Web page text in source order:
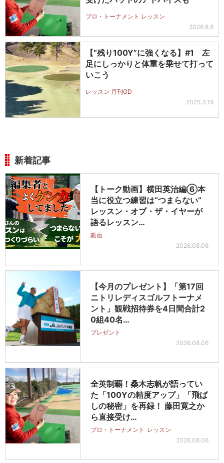
プロ・トーナメント レッスン
2026.8.6
【“残り100Y”に強くなる】#1 左
足にしっかりと体重を乗せて打って
いこう
レッスン 月刊GD
2025.3.19
新着記事
【トーク動画】横田英治編⑥本
当に役立つ練習は“つまらない”
レッスン・オブ・ザ・イヤーが
語るレッスン…
動画
2026.08.06
【今月のプレゼント】「第17回
ニトリレディスゴルフトーナメ
ント」観戦招待券を4日間合計2
0組40名…
プレゼント
2026.08.06
全英制覇！桑木志帆が語ってい
た「100Yの精度アップ」「飛ば
しの秘密」を再録！ 藤田寛之か
ら直接受け…
プロ・トーナメント レッスン
2026.08.06